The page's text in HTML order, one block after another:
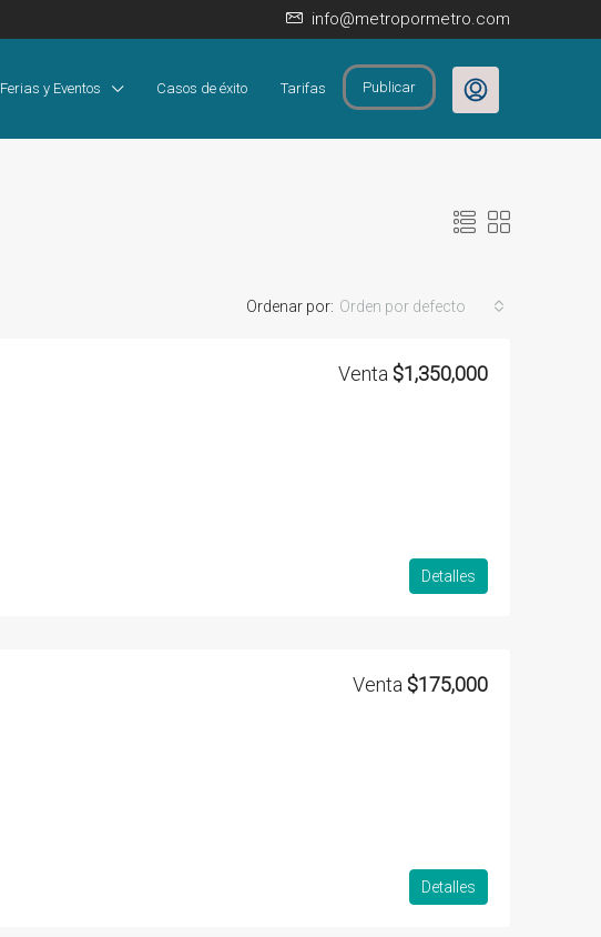
info@metropormetro.com
Ferias y Eventos Casos de éxito Tarifas Publicar
Ordenar por: Orden por defecto
Venta $1,350,000
Detalles
Venta $175,000
Detalles